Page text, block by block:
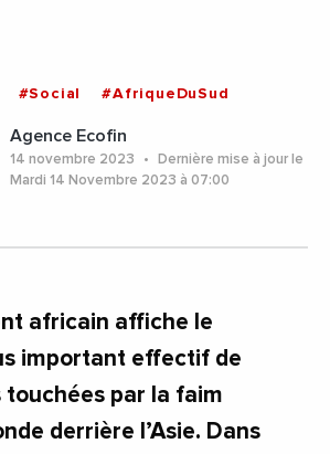
#Social #AfriqueDuSud
Agence Ecofin
14 novembre 2023
Dernière mise à jour le
Mardi 14 Novembre 2023 à 07:00
africain affiche le
important effectif de
touchées par la faim
derrière l’Asie. Dans